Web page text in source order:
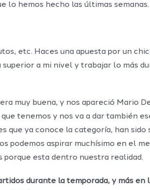
lo hemos hecho las últimas semanas.
etc. Haces una apuesta por un
a mi nivel y trabajar lo más
muy buena, y nos apareció Mario
tenemos y nos va a dar también
que ya conoce la categoría, han
podemos aspirar muchísimo en el
porque esta dentro nuestra realidad.
durante la temporada, y más en